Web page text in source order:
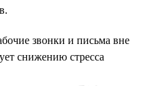
звонки и письма вне
снижению стресса